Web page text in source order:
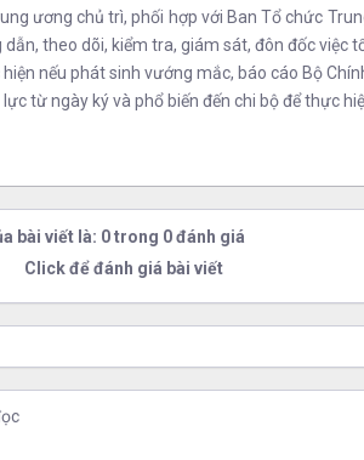
ương chủ trì, phối hợp với Ban Tổ chức
theo dõi, kiểm tra, giám sát, đôn đốc việc
nếu phát sinh vướng mắc, báo cáo Bộ
từ ngày ký và phổ biến đến chi bộ để thực
bài viết là: 0 trong 0 đánh giá
Click để đánh giá bài viết